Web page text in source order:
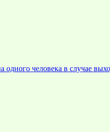
человека в случае